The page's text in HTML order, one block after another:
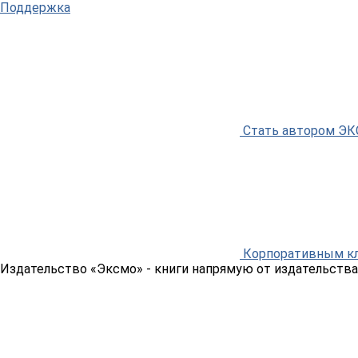
Поддержка
Стать автором
Корпоративным
Издательство «Эксмо» - книги напрямую от издательства